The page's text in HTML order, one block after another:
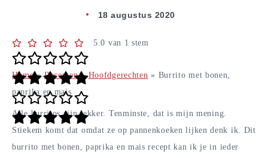
18 augustus 2020
5.0 van 1 stem
Home»Recepten»Hoofdgerechten » Burrito met bonen,
paprika en mais
Alle burritos zijn lekker. Tenminste, dat is mijn mening.
Stiekem komt dat omdat ze op pannenkoeken lijken denk ik. Dit
burrito met bonen, paprika en mais recept kan ik je in ieder